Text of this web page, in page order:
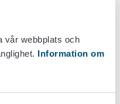
vår webbplats och
Information om
i Viputjänsten
samma ansökan.